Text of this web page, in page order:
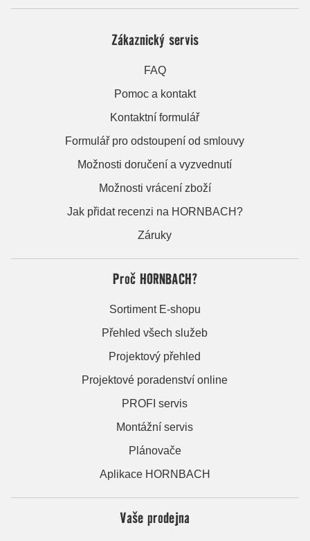
Zákaznický servis
FAQ
Pomoc a kontakt
Kontaktní formulář
Formulář pro odstoupení od smlouvy
Možnosti doručení a vyzvednutí
Možnosti vrácení zboží
Jak přidat recenzi na HORNBACH?
Záruky
Proč HORNBACH?
Sortiment E-shopu
Přehled všech služeb
Projektový přehled
Projektové poradenství online
PROFI servis
Montážní servis
Plánovače
Aplikace HORNBACH
Vaše prodejna